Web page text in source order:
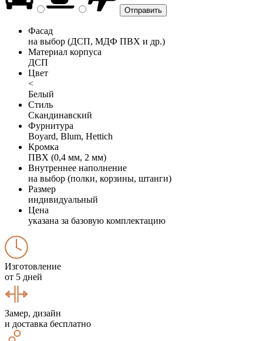
Фасад
на выбор (ДСП, МДФ ПВХ и др.)
Материал корпуса
ДСП
Цвет
<
Белый
Стиль
Скандинавский
Фурнитура
Boyard, Blum, Hettich
Кромка
ПВХ (0,4 мм, 2 мм)
Внутреннее наполнение
на выбор (полки, корзины, штанги)
Размер
индивидуальный
Цена
указана за базовую комплектацию
Изготовление
от 5 дней
Замер, дизайн
и доставка бесплатно